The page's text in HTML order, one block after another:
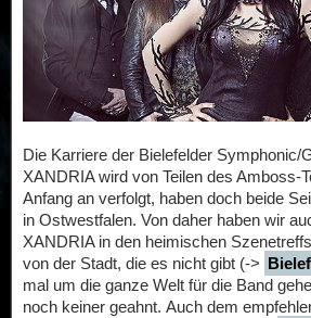
Die Karriere der Bielefelder Symphonic/
XANDRIA wird von Teilen des Amboss-
Anfang an verfolgt, haben doch beide
in Ostwestfalen. Von daher haben wir
XANDRIA in den heimischen
von der Stadt, die es nicht gibt (->
mal um die ganze Welt für die Band
noch keiner geahnt. Auch dem